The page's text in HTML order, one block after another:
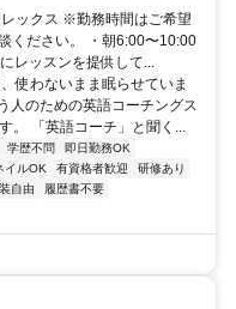
ックス ※勤務時間はご希望
ください。 ・朝6:00〜10:00
レッスンを提供して...
使わないまま眠らせていま
人のための英語コーチングス
。 「英語コーチ」と聞く...
学歴不問
即日勤務OK
イルOK 有資格者歓迎
研修あり
自由
履歴書不要